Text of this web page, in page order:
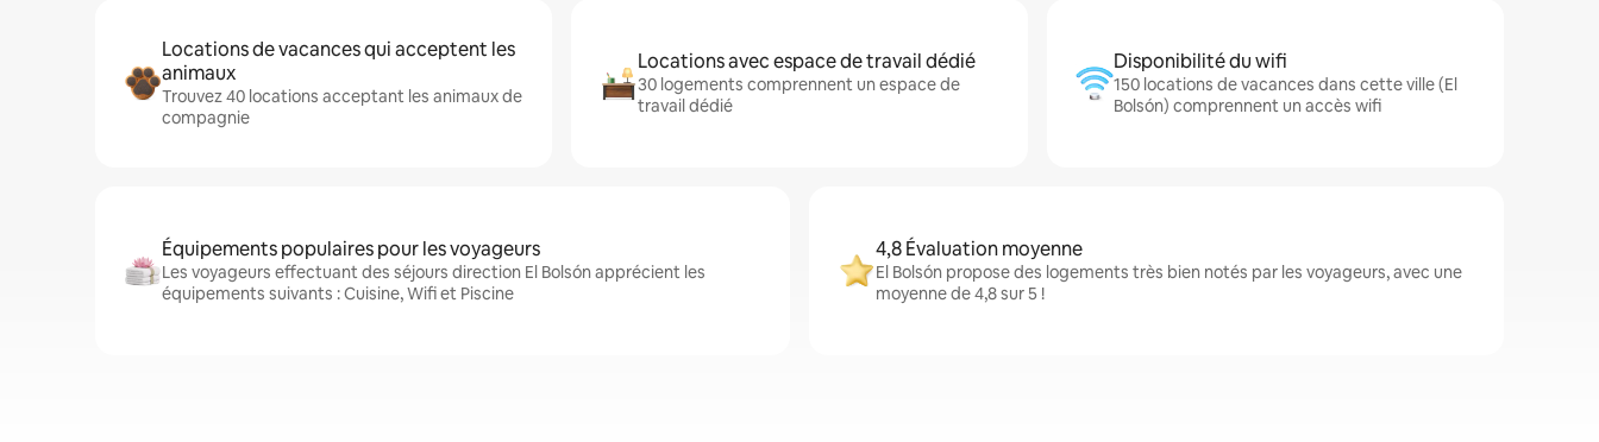
Locations de vacances qui acceptent les
animaux
Trouvez 40 locations acceptant les animaux de
compagnie
Locations avec espace de travail dédié
30 logements comprennent un espace de
travail dédié
Disponibilité du wifi
150 locations de vacances dans cette ville (El
Bolsón) comprennent un accès wifi
Équipements populaires pour les voyageurs
Les voyageurs effectuant des séjours direction El Bolsón apprécient les
équipements suivants : Cuisine, Wifi et Piscine
4,8 Évaluation moyenne
El Bolsón propose des logements très bien notés par les voyageurs, avec une
moyenne de 4,8 sur 5 !